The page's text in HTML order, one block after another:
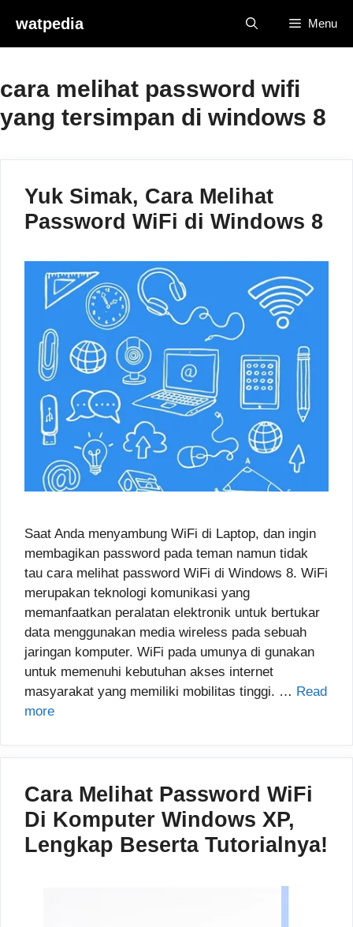
content
watpedia Menu
cara melihat password wifi
yang tersimpan di windows 8
Yuk Simak, Cara Melihat
Password WiFi di Windows 8
Saat Anda menyambung WiFi di Laptop, dan ingin
membagikan password pada teman namun tidak
tau cara melihat password WiFi di Windows 8. WiFi
merupakan teknologi komunikasi yang
memanfaatkan peralatan elektronik untuk bertukar
data menggunakan media wireless pada sebuah
jaringan komputer. WiFi pada umunya di gunakan
untuk memenuhi kebutuhan akses internet
masyarakat yang memiliki mobilitas tinggi. … Read
more
Cara Melihat Password WiFi
Di Komputer Windows XP,
Lengkap Beserta Tutorialnya!